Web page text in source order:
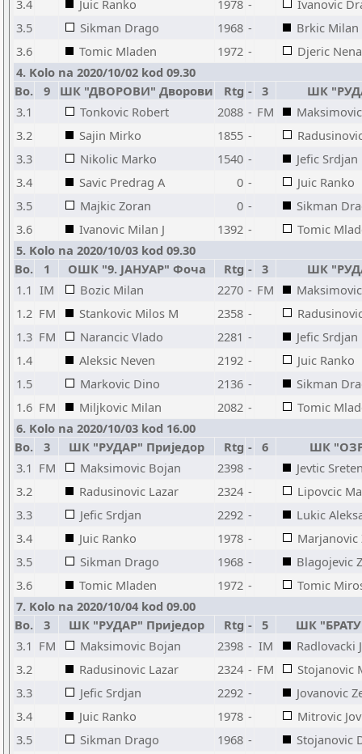
3.4 Juic Ranko 1978 -
Ivanovic
3.5
Sikman Drago 1968 -
Brkic Milan
3.6
Tomic Mladen 1972 -
Djeric
4. Kolo na 2020/10/02 kod 09.30
Bo.
9 ШК "ДВОРОВИ" Дворови Rtg - 3
ШК
3.1
Tonkovic Robert 2088 - FM
3.2
Sajin Mirko 1855 -
3.3
Nikolic Marko 1540 -
Jefic Srdjan
3.4
Savic Predrag A 0 -
Juic Ranko
3.5
Majkic Zoran 0 -
Sikman
3.6
Ivanovic Milan J 1392 -
Tomic
5. Kolo na 2020/10/03 kod 09.30
Bo.
1 ОШК "9. ЈАНУАР" Фоча Rtg - 3
ШК
1.1 IM Bozic Milan 2270 - FM
1.2 FM Stankovic Milos M 2358 -
1.3 FM Narancic Vlado 2281 -
Jefic Srdjan
1.4
Aleksic Neven 2192 -
Juic Ranko
1.5
Markovic Dino 2136 -
Sikman
1.6 FM Miljkovic Milan 2082 -
Tomic
6. Kolo na 2020/10/03 kod 16.00
Bo.
3 ШК "РУДАР" Приједор Rtg - 6
ШК
3.1 FM Maksimovic Bojan 2398 -
Jevtic
3.2
Radusinovic Lazar 2324 -
Lipovcic
3.3
Jefic Srdjan 2292 -
Lukic
3.4
Juic Ranko 1978 -
Marjanovic
3.5
Sikman Drago 1968 -
Blagojevic
3.6
Tomic Mladen 1972 -
Tomic
7. Kolo na 2020/10/04 kod 09.00
Bo.
3 ШК "РУДАР" Приједор Rtg - 5
ШК
3.1 FM Maksimovic Bojan 2398 - IM
Radlovacki
3.2
Radusinovic Lazar 2324 - FM
Stojanovic
3.3
Jefic Srdjan 2292 -
Jovanovic
3.4
Juic Ranko 1978 -
Mitrovic
3.5
Sikman Drago 1968 -
Stojanovic